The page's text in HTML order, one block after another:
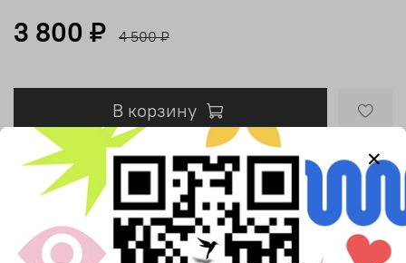
3 800 ₽ 4 500 ₽
В корзину
Купить в 1 клик
Добавить в сравнение